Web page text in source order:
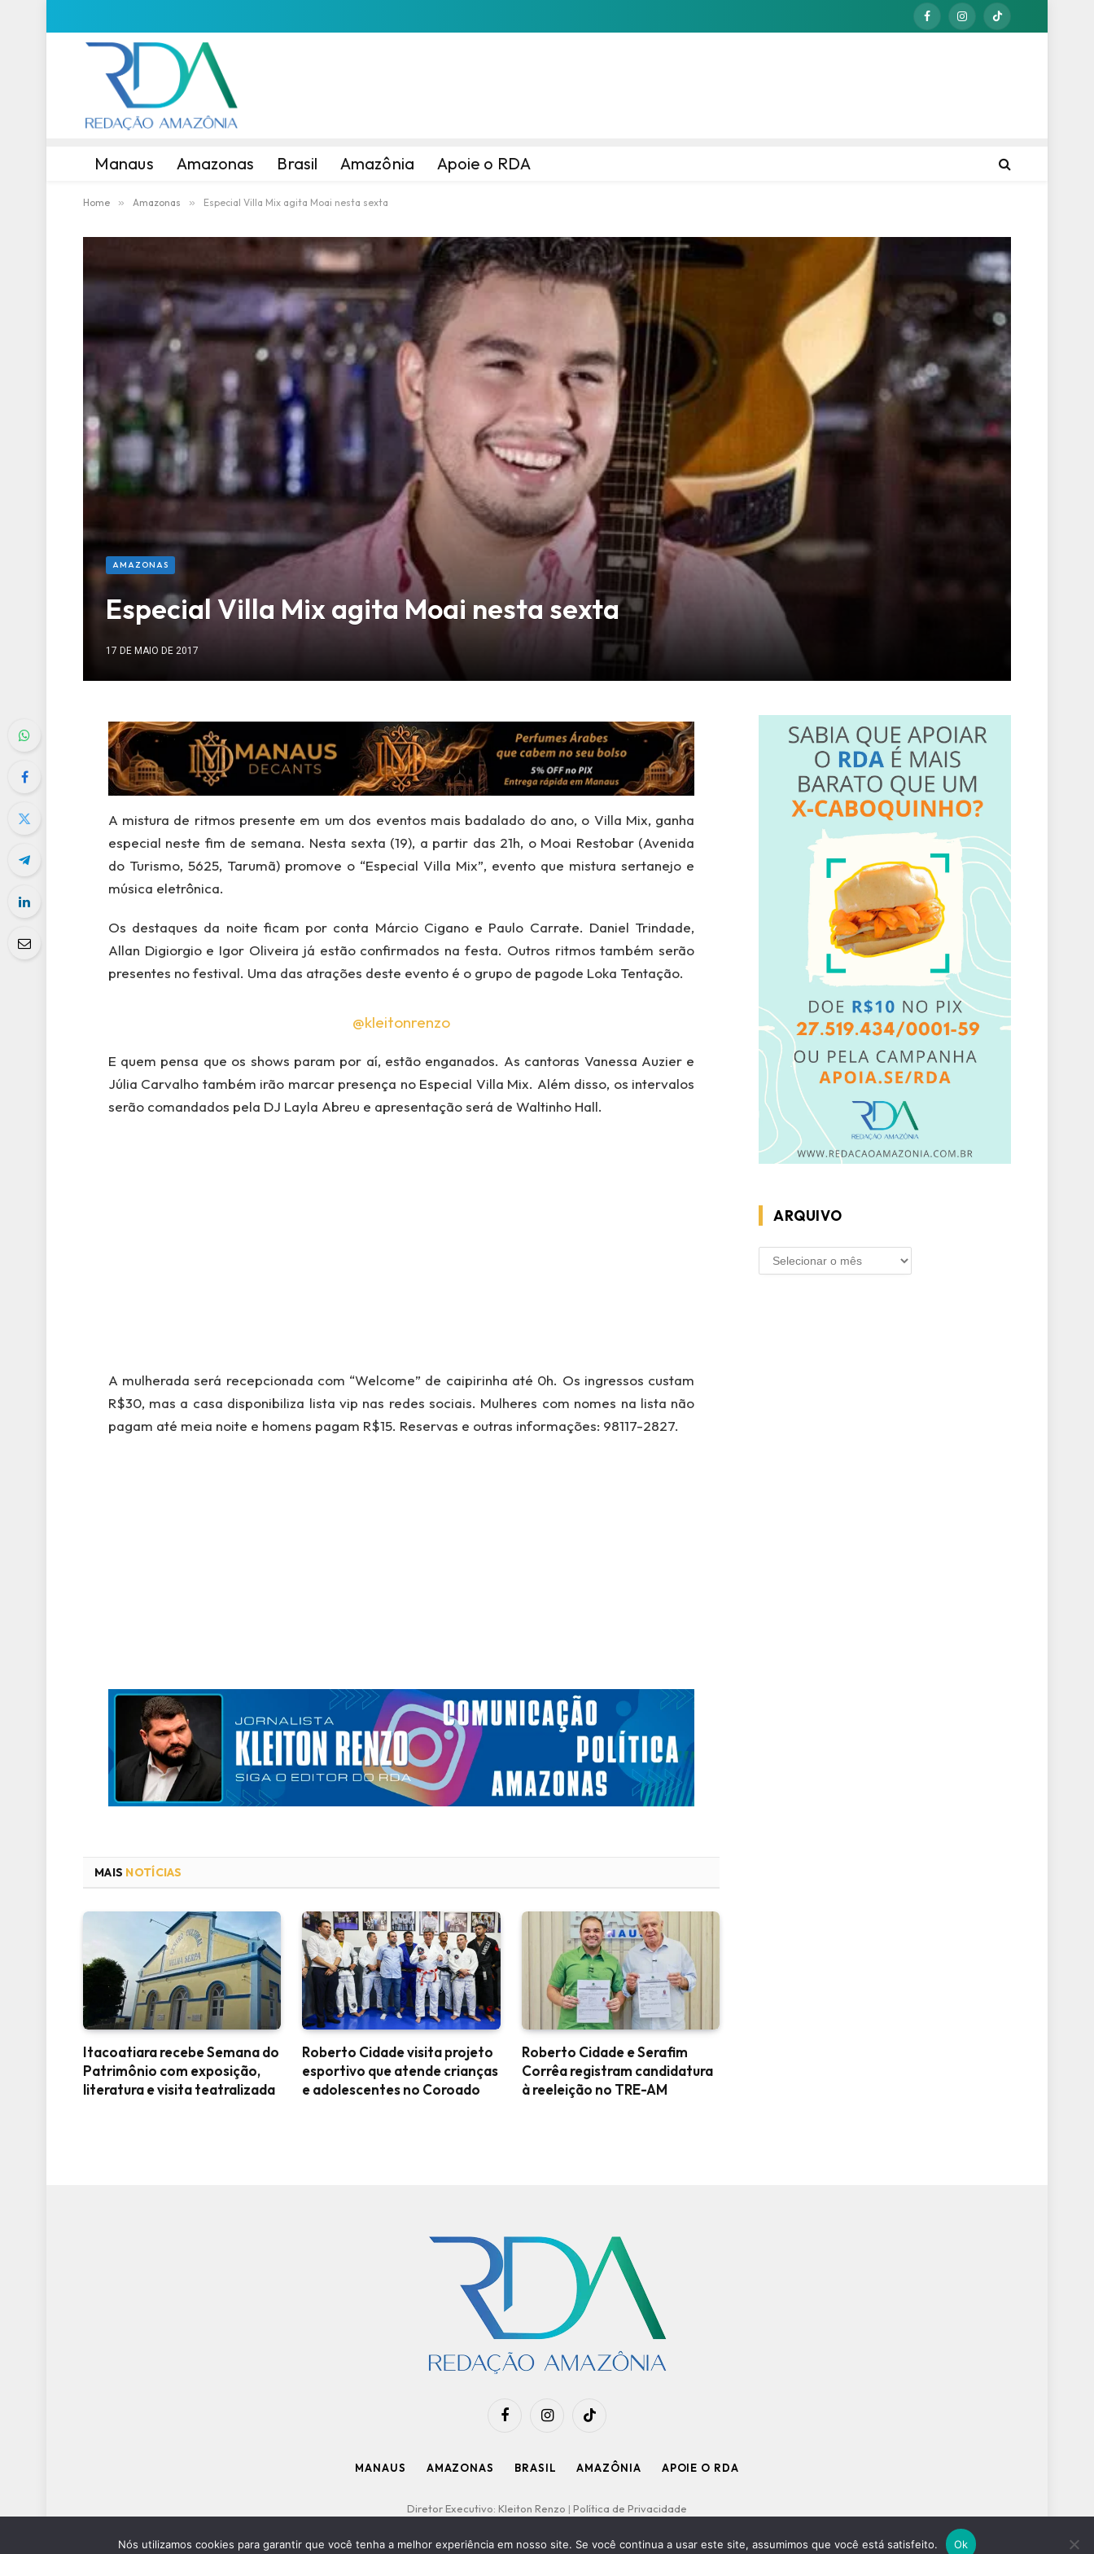
FacebookInstagramTikTok
Manaus Amazonas Brasil Amazônia Apoie o RDA
Home » Amazonas » Especial Villa Mix agita Moai nesta sexta
AMAZONAS
Especial Villa Mix agita Moai nesta sexta
17 DE MAIO DE 2017
A mistura de ritmos presente em um dos eventos mais badalado do ano, o Villa Mix, ganha
especial neste fim de semana. Nesta sexta (19), a partir das 21h, o Moai Restobar (Avenida
do Turismo, 5625, Tarumã) promove o “Especial Villa Mix”, evento que mistura sertanejo e
música eletrônica.
Os destaques da noite ficam por conta Márcio Cigano e Paulo Carrate. Daniel Trindade,
Allan Digiorgio e Igor Oliveira já estão confirmados na festa. Outros ritmos também serão
presentes no festival. Uma das atrações deste evento é o grupo de pagode Loka Tentação.
@kleitonrenzo
E quem pensa que os shows param por aí, estão enganados. As cantoras Vanessa Auzier e
Júlia Carvalho também irão marcar presença no Especial Villa Mix. Além disso, os intervalos
serão comandados pela DJ Layla Abreu e apresentação será de Waltinho Hall.
A mulherada será recepcionada com “Welcome” de caipirinha até 0h. Os ingressos custam
R$30, mas a casa disponibiliza lista vip nas redes sociais. Mulheres com nomes na lista não
pagam até meia noite e homens pagam R$15. Reservas e outras informações: 98117-2827.
MAIS NOTÍCIAS
Itacoatiara recebe Semana do
Patrimônio com exposição,
literatura e visita teatralizada
Roberto Cidade visita projeto
esportivo que atende crianças
e adolescentes no Coroado
Roberto Cidade e Serafim
Corrêa registram candidatura
à reeleição no TRE-AM
ARQUIVO
ARQUIVO
FacebookInstagramTikTok
MANAUS AMAZONAS BRASIL AMAZÔNIA APOIE O RDA
Diretor Executivo: Kleiton Renzo | Política de Privacidade
Nós utilizamos cookies para garantir que você tenha a melhor experiência em nosso site. Se você continua a usar este site, assumimos que você está satisfeito. Ok